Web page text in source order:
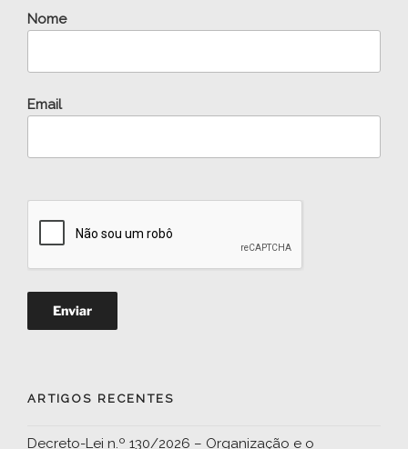
Nome
Email
ARTIGOS RECENTES
Decreto-Lei n.º 130/2026 – Organização e o